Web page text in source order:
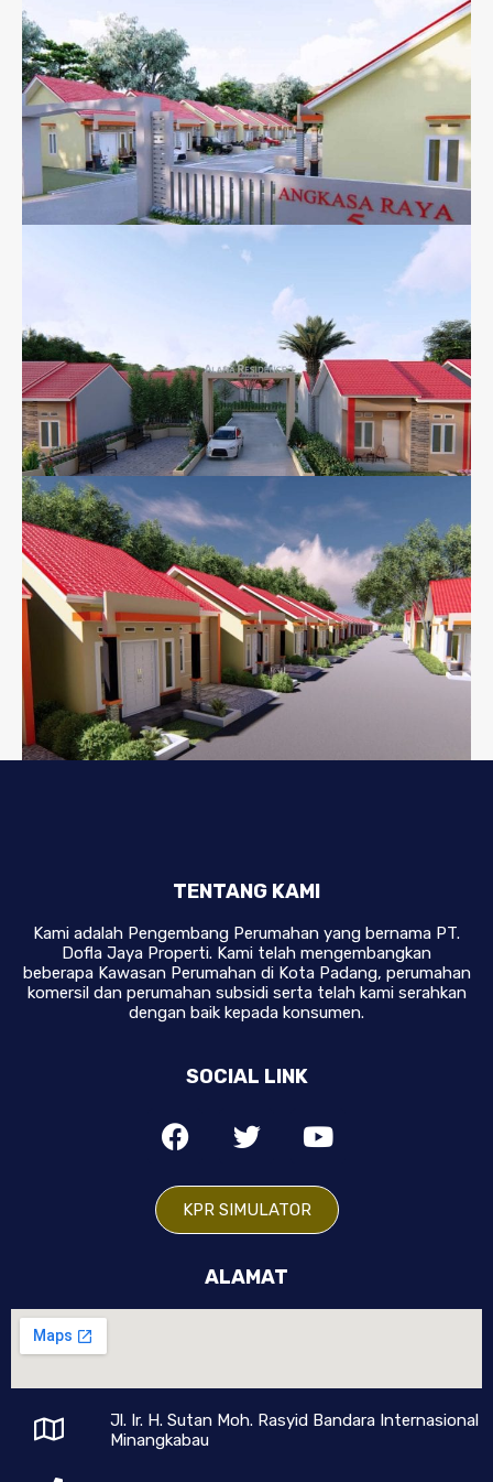
Angkasa Raya 5
Alana Residence 3
TENTANG KAMI
Kami adalah Pengembang Perumahan yang bernama PT.
Dofla Jaya Properti. Kami telah mengembangkan
beberapa Kawasan Perumahan di Kota Padang, perumahan
komersil dan perumahan subsidi serta telah kami serahkan
dengan baik kepada konsumen.
SOCIAL LINK
KPR SIMULATOR
ALAMAT
Jl. Ir. H. Sutan Moh. Rasyid Bandara Internasional
Minangkabau